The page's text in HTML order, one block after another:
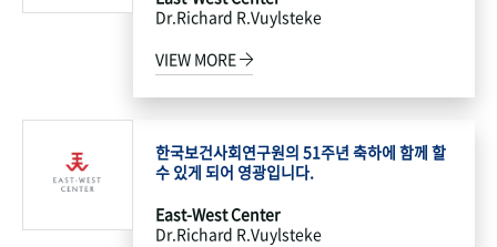
Dr.Richard R.Vuylsteke
VIEW MORE
한국보건사회연구원의 51주년 축하에 함께 할
수 있게 되어 영광입니다.
East-West Center
Dr.Richard R.Vuylsteke